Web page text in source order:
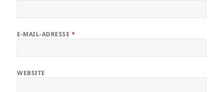
E-MAIL-ADRESSE *
WEBSITE